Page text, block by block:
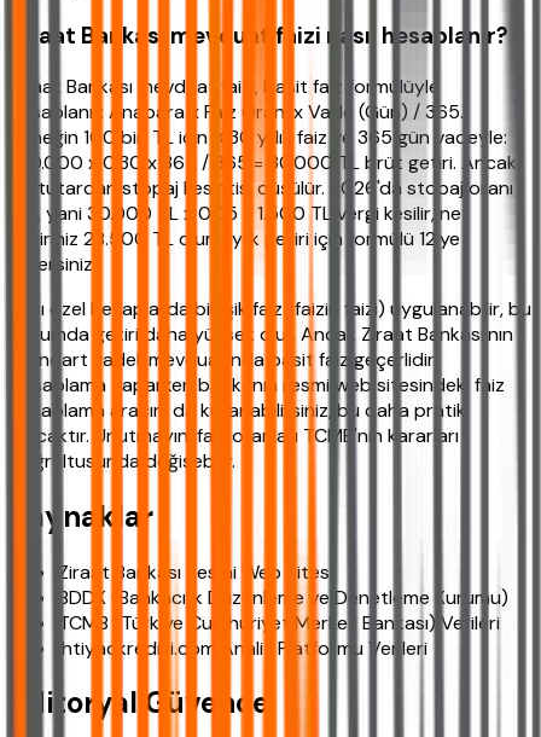
Ziraat Bankası mevduat faizi nasıl hesaplanır?
Ziraat Bankası mevduat faizi, basit faiz formülüyle
hesaplanır: Anapara x Faiz Oranı x Vade (Gün) / 365.
Örneğin 100 bin TL için %30 yıllık faiz ve 365 gün vadeyle:
100.000 x 0.30 x 365 / 365 = 30.000 TL brüt getiri. Ancak
bu tutardan stopaj kesintisi düşülür. 2026'da stopaj oranı
%5, yani 30.000 TL x 0.05 = 1.500 TL vergi kesilir, net
getiriniz 28.500 TL olur. Aylık getiri için formülü 12'ye
bölersiniz.
Bazı özel hesaplarda bileşik faiz (faizin faizi) uygulanabilir, bu
durumda getiri daha yüksek olur. Ancak Ziraat Bankası'nın
standart vadeli mevduatında basit faiz geçerlidir.
Hesaplama yaparken bankanın resmi web sitesindeki faiz
hesaplama aracını da kullanabilirsiniz, bu daha pratik
olacaktır. Unutmayın, faiz oranları TCMB'nin kararları
doğrultusunda değişebilir.
Kaynaklar
Ziraat Bankası Resmi Web Sitesi
BDDK (Bankacılık Düzenleme ve Denetleme Kurumu)
TCMB (Türkiye Cumhuriyet Merkez Bankası) Verileri
ihtiyackredisi.com Analiz Platformu Verileri
Editoryal Güvence